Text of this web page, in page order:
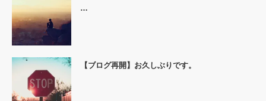
…
【ブログ再開】お久しぶりです。